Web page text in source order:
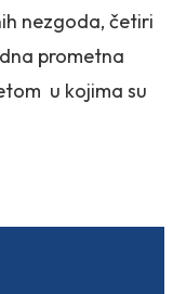
nezgoda, četiri
prometna
u kojima su